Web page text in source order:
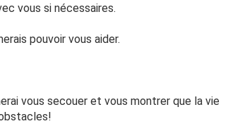
vous si nécessaires.
pouvoir vous aider.
vous secouer et vous montrer que la vie